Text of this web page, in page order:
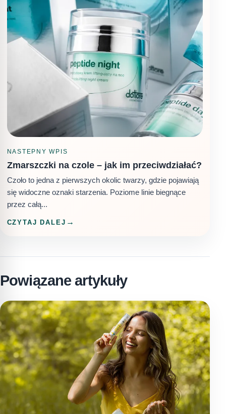
NASTEPNY WPIS
Zmarszczki na czole – jak im przeciwdziałać?
Czoło to jedna z pierwszych okolic twarzy, gdzie pojawiają
się widoczne oznaki starzenia. Poziome linie biegnące
przez całą...
CZYTAJ DALEJ
Powiązane artykuły